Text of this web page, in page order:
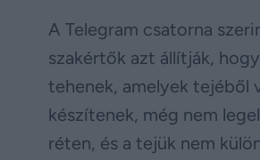
A Telegram csatorna
szakértők azt állítják,
tehenek, amelyek tejéből
készítenek, még nem
réten, és a tejük nem